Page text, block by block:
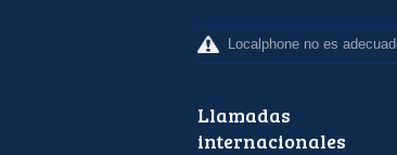
Localphone no es
Llamadas
internacionales